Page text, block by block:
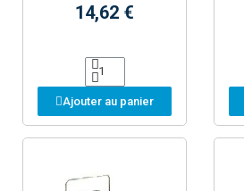
14,62 €
Ajouter au panier